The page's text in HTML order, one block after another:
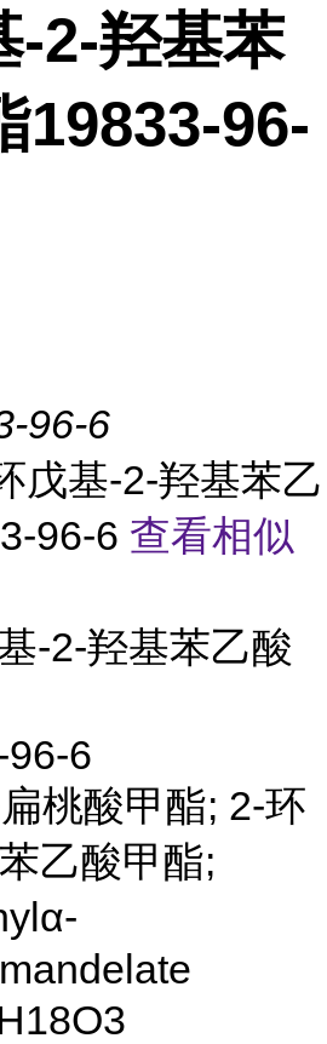
-2-羟基苯
19833-96-
96-6
戊基-2-羟基苯乙
96-6 查看相似
-2-羟基苯乙酸
6
桃酸甲酯; 2-环
乙酸甲酯;